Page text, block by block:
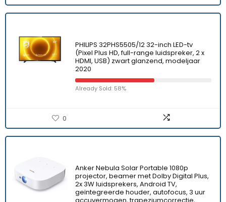
PHILIPS 32PHS5505/12 32-inch LED-tv
(Pixel Plus HD, full-range luidspreker, 2 x
HDMI, USB) zwart glanzend, modeljaar
2020
Already Sold: 58%
0
Anker Nebula Solar Portable 1080p
projector, beamer met Dolby Digital Plus,
2x 3W luidsprekers, Android TV,
geïntegreerde houder, autofocus, 3 uur